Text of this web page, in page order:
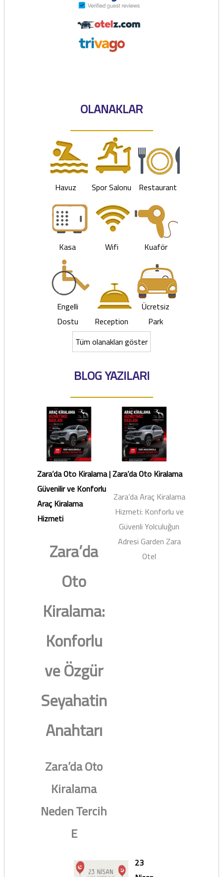
OLANAKLAR
Havuz Spor Salonu Restaurant
Kasa Wifi Kuaför
Engelli
Dostu
Reception
Ücretsiz
Park
Tüm olanakları göster
BLOG YAZILARI
Zara’da Oto Kiralama |
Güvenilir ve Konforlu
Araç Kiralama
Hizmeti
Zara’da
Oto
Kiralama:
Konforlu
ve Özgür
Seyahatin
Anahtarı
Zara’da Oto
Kiralama
Neden Tercih
E
Zara’da Oto Kiralama
Zara’da Araç Kiralama
Hizmeti: Konforlu ve
Güvenli Yolculuğun
Adresi Garden Zara
Otel
23